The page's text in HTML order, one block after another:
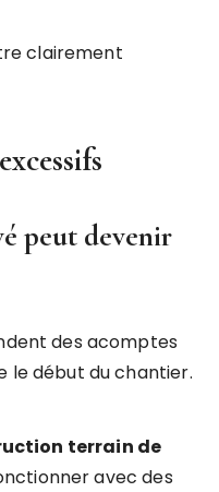
clairement
peut devenir
des acomptes
le début du chantier.
terrain de
avec des